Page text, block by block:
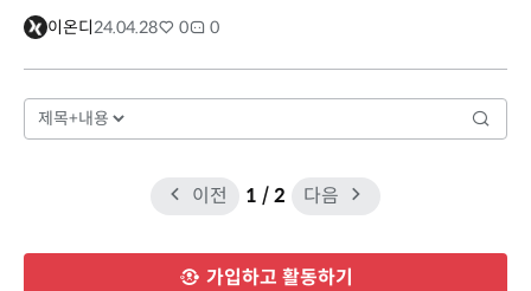
이온디24.04.28 0 0
이전 1 / 2 다음
가입하고 활동하기